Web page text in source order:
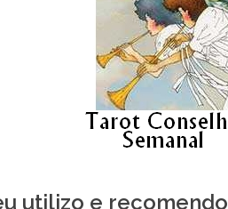
utilizo e recomendo